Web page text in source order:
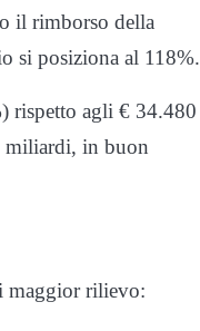
il rimborso della
si posiziona al 118%.
rispetto agli € 34.480
miliardi, in buon
maggior rilievo: